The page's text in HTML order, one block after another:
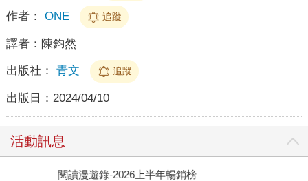
作者： ONE 追蹤
譯者： 陳鈞然
出版社： 青文 追蹤
出版日： 2024/04/10
活動訊息
閱讀漫遊錄-2026上半年暢銷榜